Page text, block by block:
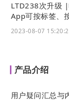
LTD238次升级
App可按标签、
新增:车辆检验查
2023-08-07
产品介绍
用户疑问汇总与